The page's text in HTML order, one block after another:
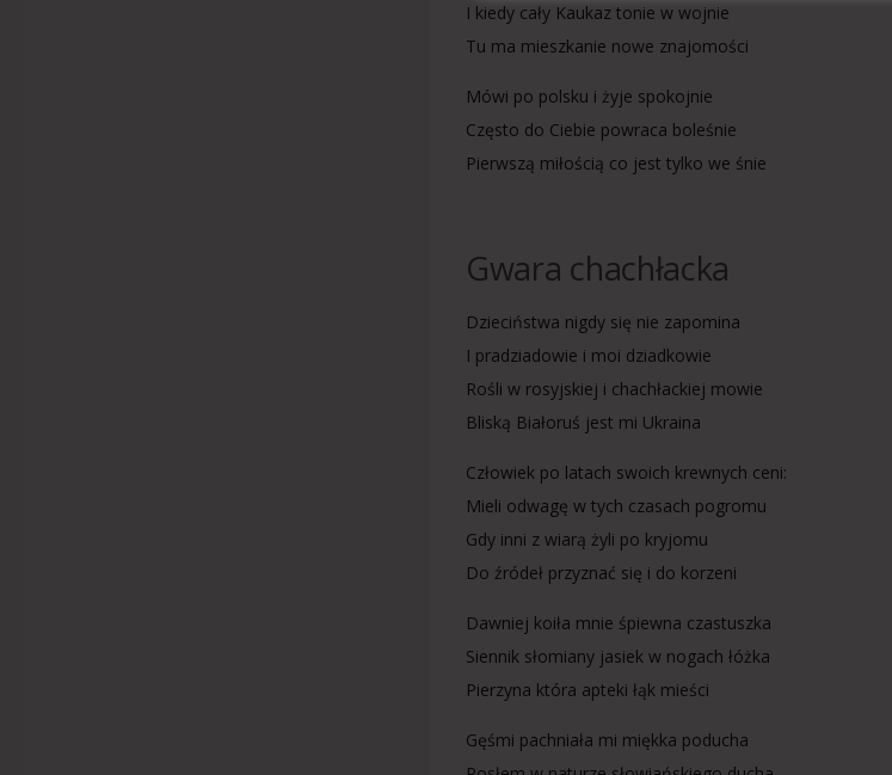
I kiedy cały Kaukaz tonie w wojnie
Tu ma mieszkanie nowe znajomości
Mówi po polsku i żyje spokojnie
Często do Ciebie powraca boleśnie
Pierwszą miłością co jest tylko we śnie
Gwara chachłacka
Dzieciństwa nigdy się nie zapomina
I pradziadowie i moi dziadkowie
Rośli w rosyjskiej i chachłackiej mowie
Bliską Białoruś jest mi Ukraina
Człowiek po latach swoich krewnych ceni:
Mieli odwagę w tych czasach pogromu
Gdy inni z wiarą żyli po kryjomu
Do źródeł przyznać się i do korzeni
Dawniej koiła mnie śpiewna czastuszka
Siennik słomiany jasiek w nogach łóżka
Pierzyna która apteki łąk mieści
Gęśmi pachniała mi miękka poducha